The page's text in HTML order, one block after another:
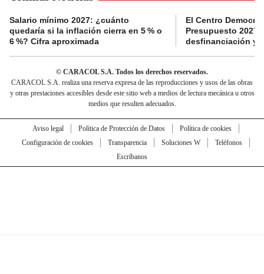
Salario mínimo 2027: ¿cuánto
quedaría si la inflación cierra en 5 % o
6 %? Cifra aproximada
El Centro
Presupuesto 2027
desfinanciación y
© CARACOL S.A. Todos los derechos reservados.
CARACOL S.A. realiza una reserva expresa de las reproducciones y usos de las obras
y otras prestaciones accesibles desde este sitio web a medios de lectura mecánica u otros
medios que resulten adecuados.
Aviso legal Política de Protección de Datos
Política de cookies
Configuración de cookies
Transparencia Soluciones W
Teléfonos
Escríbanos